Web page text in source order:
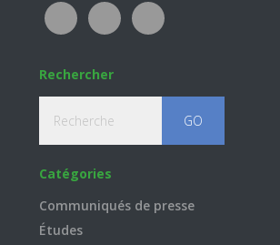
Rechercher
Catégories
Communiqués de presse
Études